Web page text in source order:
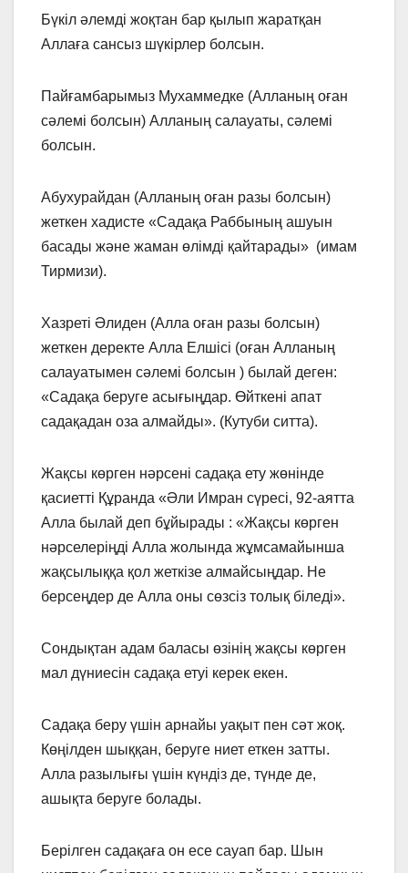
Бүкіл әлемді жоқтан бар қылып жаратқан
Аллаға сансыз шүкірлер болсын.
Пайғамбарымыз Мухаммедке (Алланың оған
сәлемі болсын) Алланың салауаты, сәлемі
болсын.
Абухурайдан (Алланың оған разы болсын)
жеткен хадисте «Садақа Раббының ашуын
басады және жаман өлімді қайтарады» (имам
Тирмизи).
Хазреті Әлиден (Алла оған разы болсын)
жеткен деректе Алла Елшісі (оған Алланың
салауатымен сәлемі болсын ) былай деген:
«Садақа беруге асығыңдар. Өйткені апат
садақадан оза алмайды». (Кутуби ситта).
Жақсы көрген нәрсені садақа ету жөнінде
қасиетті Құранда «Әли Имран сүресі, 92-аятта
Алла былай деп бұйырады : «Жақсы көрген
нәрселеріңді Алла жолында жұмсамайынша
жақсылыққа қол жеткізе алмайсыңдар. Не
берсеңдер де Алла оны сөзсіз толық біледі».
Сондықтан адам баласы өзінің жақсы көрген
мал дүниесін садақа етуі керек екен.
Садақа беру үшін арнайы уақыт пен сәт жоқ.
Көңілден шыққан, беруге ниет еткен затты.
Алла разылығы үшін күндіз де, түнде де,
ашықта беруге болады.
Берілген садақаға он есе сауап бар. Шын